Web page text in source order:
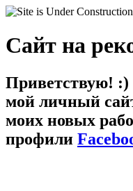
Сайт на
Приветствую! :)
мой личный
моих новых
профили